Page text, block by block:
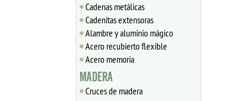
Cadenas metálicas
Cadenitas extensoras
Alambre y aluminio mágico
Acero recubierto flexible
Acero memoria
MADERA
Cruces de madera